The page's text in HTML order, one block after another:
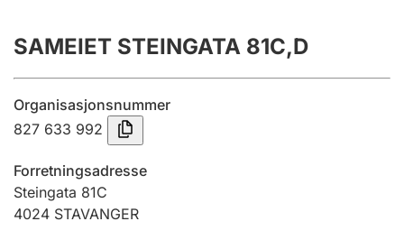
Årsrekneskap
Innsending og forseinkingsgebyr
Jeger
SAMEIET STEINGATA 81C,D
Organisasjonsnummer
827 633 992
Forretningsadresse
Steingata 81C
4024 STAVANGER